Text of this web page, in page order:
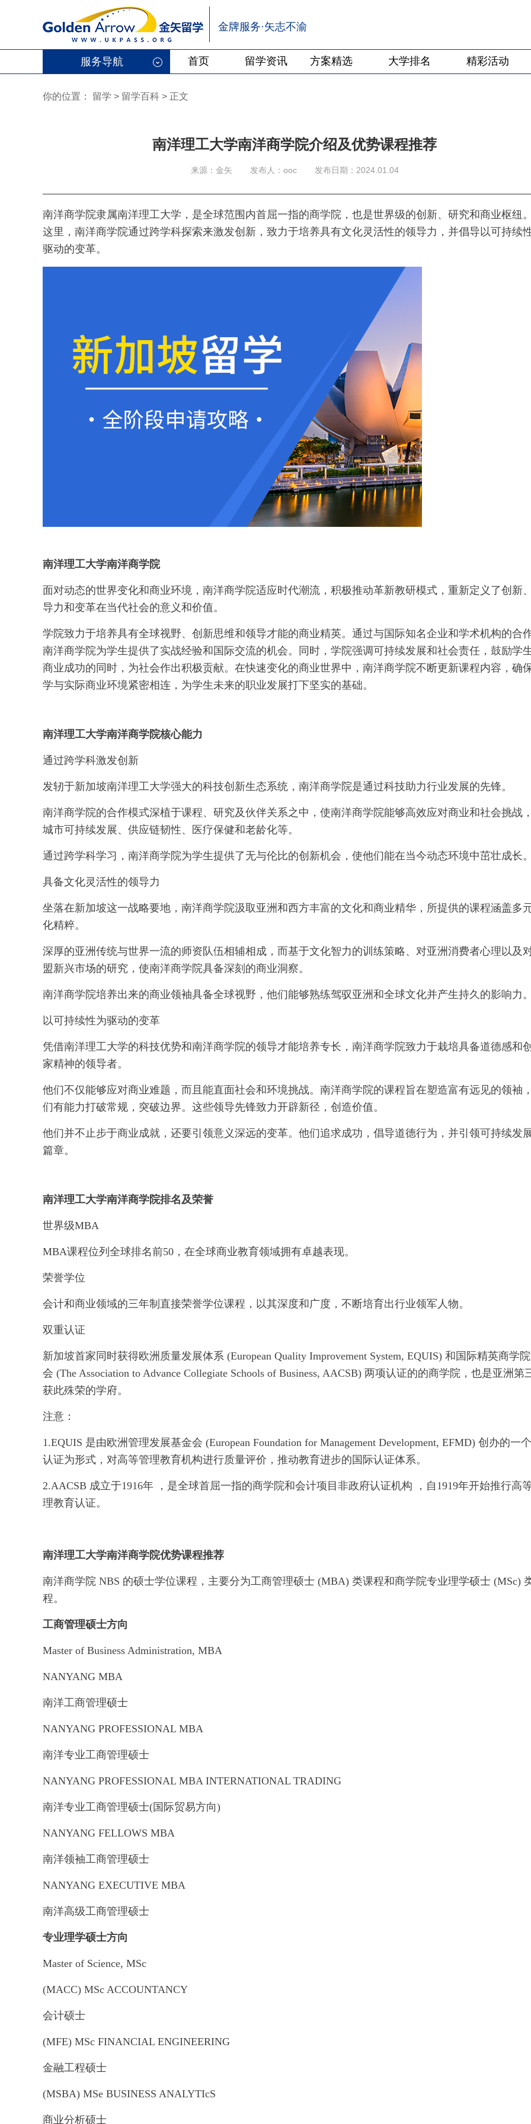
金牌服务·矢志不渝
服务导航 首页 留学资讯 方案精选 大学排名 精彩活动
你的位置： 留学 > 留学百科 > 正文
南洋理工大学南洋商学院介绍及优势课程推荐
来源：金矢 发布人：ooc 发布日期：2024.01.04
南洋商学院隶属南洋理工大学，是全球范围内首屈一指的商学院，也是世界级的创新、研究和商业枢纽
这里，南洋商学院通过跨学科探索来激发创新，致力于培养具有文化灵活性的领导力，并倡导以可持续
驱动的变革。
南洋理工大学南洋商学院
面对动态的世界变化和商业环境，南洋商学院适应时代潮流，积极推动革新教研模式，重新定义了创新
导力和变革在当代社会的意义和价值。
学院致力于培养具有全球视野、创新思维和领导才能的商业精英。通过与国际知名企业和学术机构的合作
南洋商学院为学生提供了实战经验和国际交流的机会。同时，学院强调可持续发展和社会责任，鼓励学
商业成功的同时，为社会作出积极贡献。在快速变化的商业世界中，南洋商学院不断更新课程内容，确
学与实际商业环境紧密相连，为学生未来的职业发展打下坚实的基础。
南洋理工大学南洋商学院核心能力
通过跨学科激发创新
发轫于新加坡南洋理工大学强大的科技创新生态系统，南洋商学院是通过科技助力行业发展的先锋。
南洋商学院的合作模式深植于课程、研究及伙伴关系之中，使南洋商学院能够高效应对商业和社会挑战
城市可持续发展、供应链韧性、医疗保健和老龄化等。
通过跨学科学习，南洋商学院为学生提供了无与伦比的创新机会，使他们能在当今动态环境中茁壮成长。
具备文化灵活性的领导力
坐落在新加坡这一战略要地，南洋商学院汲取亚洲和西方丰富的文化和商业精华，所提供的课程涵盖多
化精粹。
深厚的亚洲传统与世界一流的师资队伍相辅相成，而基于文化智力的训练策略、对亚洲消费者心理以及
盟新兴市场的研究，使南洋商学院具备深刻的商业洞察。
南洋商学院培养出来的商业领袖具备全球视野，他们能够熟练驾驭亚洲和全球文化并产生持久的影响力。
以可持续性为驱动的变革
凭借南洋理工大学的科技优势和南洋商学院的领导才能培养专长，南洋商学院致力于栽培具备道德感和
家精神的领导者。
他们不仅能够应对商业难题，而且能直面社会和环境挑战。南洋商学院的课程旨在塑造富有远见的领袖
们有能力打破常规，突破边界。这些领导先锋致力开辟新径，创造价值。
他们并不止步于商业成就，还要引领意义深远的变革。他们追求成功，倡导道德行为，并引领可持续发
篇章。
南洋理工大学南洋商学院排名及荣誉
世界级MBA
MBA课程位列全球排名前50，在全球商业教育领域拥有卓越表现。
荣誉学位
会计和商业领域的三年制直接荣誉学位课程，以其深度和广度，不断培育出行业领军人物。
双重认证
新加坡首家同时获得欧洲质量发展体系 (European Quality Improvement System, EQUIS) 和国际精英商学
会 (The Association to Advance Collegiate Schools of Business, AACSB) 两项认证的的商学院，也是亚洲第
获此殊荣的学府。
注意：
1.EQUIS 是由欧洲管理发展基金会 (European Foundation for Management Development, EFMD) 创办的一
认证为形式，对高等管理教育机构进行质量评价，推动教育进步的国际认证体系。
2.AACSB 成立于1916年 ，是全球首屈一指的商学院和会计项目非政府认证机构 ，自1919年开始推行高
理教育认证。
南洋理工大学南洋商学院优势课程推荐
南洋商学院 NBS 的硕士学位课程，主要分为工商管理硕士 (MBA) 类课程和商学院专业理学硕士 (MSc)
程。
工商管理硕士方向
Master of Business Administration, MBA
NANYANG MBA
南洋工商管理硕士
NANYANG PROFESSIONAL MBA
南洋专业工商管理硕士
NANYANG PROFESSIONAL MBA INTERNATIONAL TRADING
南洋专业工商管理硕士(国际贸易方向)
NANYANG FELLOWS MBA
南洋领袖工商管理硕士
NANYANG EXECUTIVE MBA
南洋高级工商管理硕士
专业理学硕士方向
Master of Science, MSc
(MACC) MSc ACCOUNTANCY
会计硕士
(MFE) MSc FINANCIAL ENGINEERING
金融工程硕士
(MSBA) MSe BUSINESS ANALYTIcS
商业分析硕士